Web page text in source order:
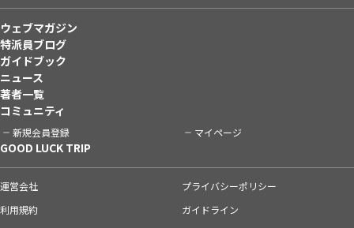
ウェブマガジン
特派員ブログ
ガイドブック
ニュース
著者一覧
コミュニティ
新規会員登録 マイページ
GOOD LUCK TRIP
運営会社
プライバシーポリシー
利用規約
ガイドライン